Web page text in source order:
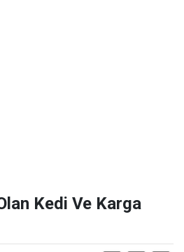
Kedi Ve Karga